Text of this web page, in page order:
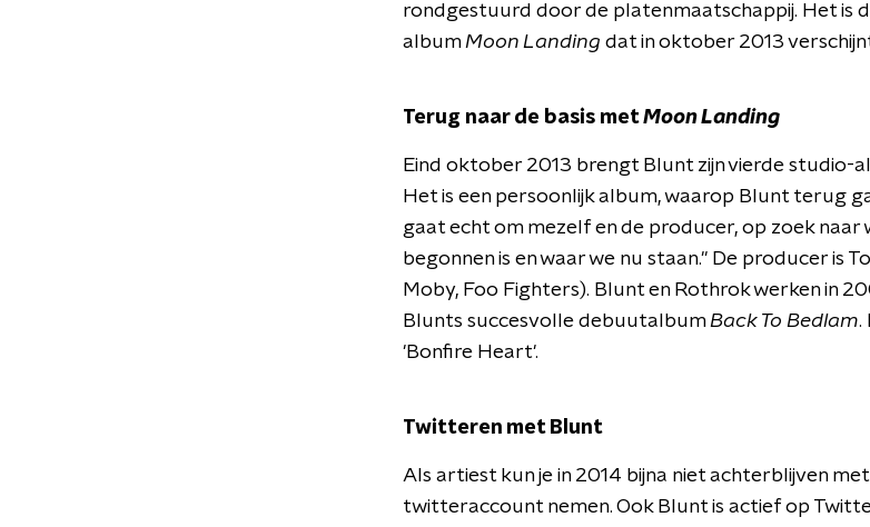
rondgestuurd door de platenmaatschappij. Het is
albumMoon Landing dat in oktober 2013
Terug naar de basis metMoon Landing
Eind oktober 2013 brengt Blunt zijn vierde studio-
Het is een persoonlijk album, waarop Blunt terug
gaat echt om mezelf en de producer, op zoek naar
begonnen is en waar we nu staan." De producer is
Moby, Foo Fighters). Blunt en Rothrok werken in
Blunts succesvolle debuutalbumBack To Bedlam.
'Bonfire Heart'.
Twitteren met Blunt
Als artiest kun je in 2014 bijna niet achterblijven
twitteraccount nemen. Ook Blunt is actief op